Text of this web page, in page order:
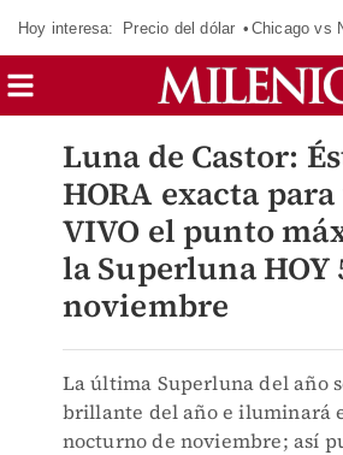
Hoy interesa: Precio del dólar Chicago vs
Luna de Castor:
HORA exacta
VIVO el punto
la Superluna HOY
noviembre
La última Superluna del año
brillante del año e iluminará
nocturno de noviembre; así